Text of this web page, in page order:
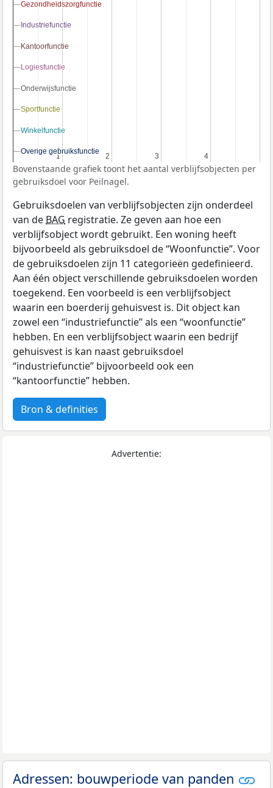
1
1 2
2 3
3 4
4
Gezondheidszorgfunctie
Gezondheidszorgfunctie
Industriefunctie
Industriefunctie
Kantoorfunctie
Kantoorfunctie
Logiesfunctie
Logiesfunctie
Onderwijsfunctie
Onderwijsfunctie
Sportfunctie
Sportfunctie
Winkelfunctie
Winkelfunctie
Overige gebruiksfunctie
Overige gebruiksfunctie
Bovenstaande grafiek toont het aantal verblijfsobjecten per
gebruiksdoel voor Peilnagel.
Gebruiksdoelen van verblijfsobjecten zijn onderdeel
van de BAG registratie. Ze geven aan hoe een
verblijfsobject wordt gebruikt. Een woning heeft
bijvoorbeeld als gebruiksdoel de “Woonfunctie”. Voor
de gebruiksdoelen zijn 11 categorieën gedefinieerd.
Aan één object verschillende gebruiksdoelen worden
toegekend. Een voorbeeld is een verblijfsobject
waarin een boerderij gehuisvest is. Dit object kan
zowel een “industriefunctie” als een “woonfunctie”
hebben. En een verblijfsobject waarin een bedrijf
gehuisvest is kan naast gebruiksdoel
“industriefunctie” bijvoorbeeld ook een
“kantoorfunctie” hebben.
Bron & definities
Advertentie:
Adressen: bouwperiode van panden